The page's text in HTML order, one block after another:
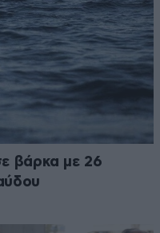
βάρκα με 26